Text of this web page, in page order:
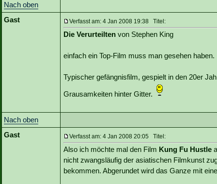
Nach oben
Gast
Verfasst am: 4 Jan 2008 19:38 Titel:
Die Verurteilten von Stephen King
einfach ein Top-Film muss man gesehen haben.
Typischer gefängnisfilm, gespielt in den 20er
Grausamkeiten hinter Gitter.
Nach oben
Gast
Verfasst am: 4 Jan 2008 20:05 Titel:
Also ich möchte mal den Film Kung Fu Hustle
nicht zwangsläufig der asiatischen Filmkunst
bekommen. Abgerundet wird das Ganze mit